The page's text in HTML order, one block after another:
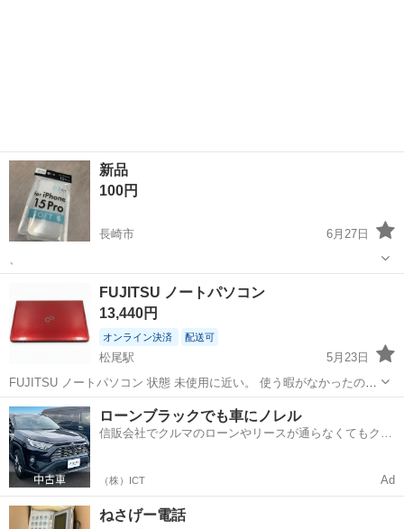
新品
100円
長崎市
6月27日
新品
FUJITSU ノートパソコン
13,440円
オンライン決済 配送可
松尾駅
5月23日
FUJITSU ノートパソコン 状態 未使用に近い。 使う暇がなかったの
で、 出品します。 多少の値引きは、可能です！！
長崎 島原市 松尾駅 電話、ＦＡＸ
ローンブラックでも車にノレル
信販会社でクルマのローンやリースが通らなくてもクル
（株）ICT Ad
ねさげー電話